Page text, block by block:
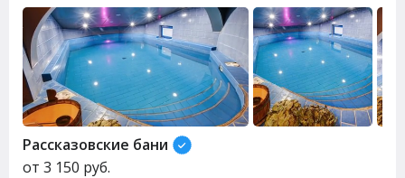
Рассказовские бани
от 3 150 руб.